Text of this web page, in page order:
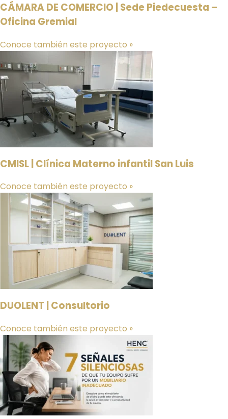
CÁMARA DE COMERCIO | Sede Piedecuesta –
Oficina Gremial
Conoce también este proyecto »
CMISL | Clínica Materno infantil San Luis
Conoce también este proyecto »
DUOLENT | Consultorio
Conoce también este proyecto »